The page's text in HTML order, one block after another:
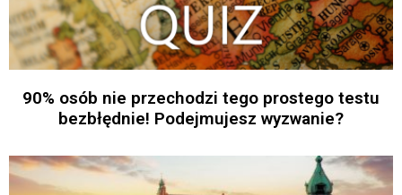
90% osób nie przechodzi tego prostego testu
bezbłędnie! Podejmujesz wyzwanie?